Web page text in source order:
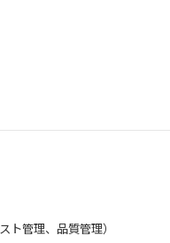
ト管理、品質管理）